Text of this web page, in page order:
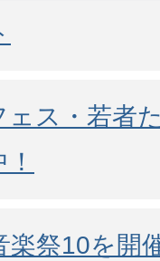
ェス・若者
楽祭10を開